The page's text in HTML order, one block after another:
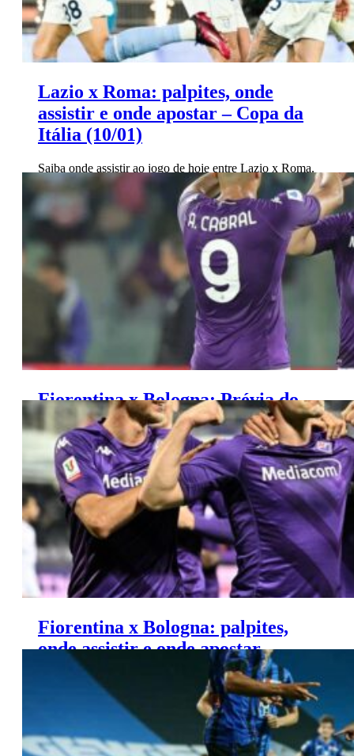
Lazio x Roma: palpites, onde
assistir e onde apostar – Copa da
Itália (10/01)
Saiba onde assistir ao jogo de hoje entre Lazio x Roma.
Encontre os melhores palpites para apostar no jogo,
escalações e resultado final.
Fiorentina x Bologna: Prévia do
Jogo e prováveis escalações
Fiorentina x Bologna: palpites,
onde assistir e onde apostar –
Copa Itália (09/01)